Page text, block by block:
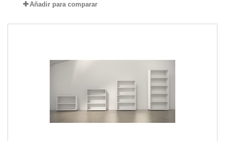
Añadir para comparar